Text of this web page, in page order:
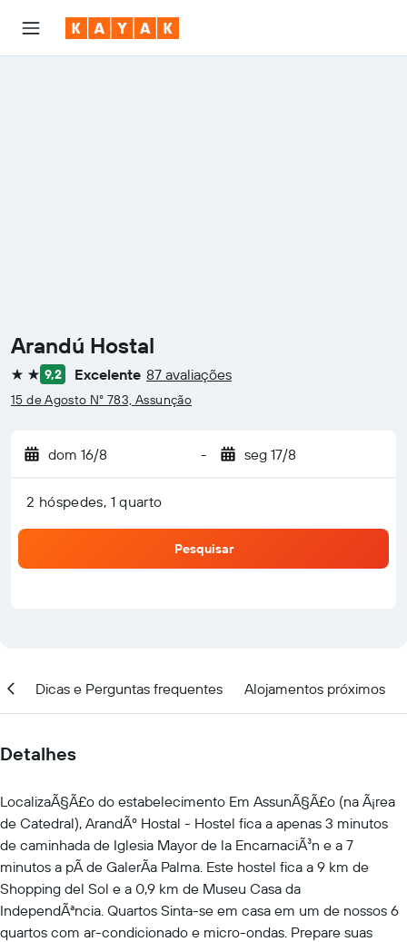
Arandú Hostal
2 estrelas
9,2 Excelente 87 avaliações
15 de Agosto N° 783, Assunção
dom 16/8 - seg 17/8
2 hóspedes, 1 quarto
Pesquisar
Dicas e Perguntas frequentes Alojamentos próximos
Detalhes
LocalizaÃ§Ã£o do estabelecimento Em AssunÃ§Ã£o (na Ã¡rea
de Catedral), ArandÃº Hostal - Hostel fica a apenas 3 minutos
de caminhada de Iglesia Mayor de la EncarnaciÃ³n e a 7
minutos a pÃ de GalerÃ­a Palma. Este hostel fica a 9 km de
Shopping del Sol e a 0,9 km de Museu Casa da
IndependÃªncia. Quartos Sinta-se em casa em um de nossos 6
quartos com ar-condicionado e micro-ondas. Prepare suas